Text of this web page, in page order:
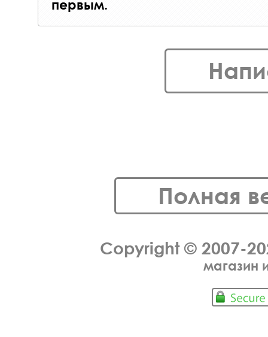
первым.
Полная
Copyright © 2007-
магазин